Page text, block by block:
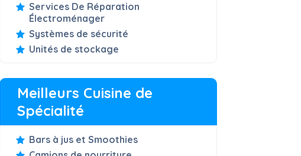
Services De Réparation
Électroménager
Systèmes de sécurité
Unités de stockage
Meilleurs Cuisine de
Spécialité
Bars à jus et Smoothies